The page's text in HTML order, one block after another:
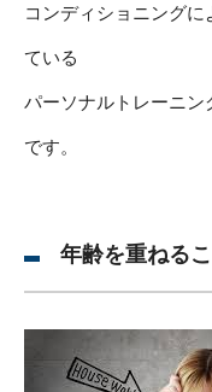
コンディショニング
ている
パーソナルトレーニン
です。
年齢を重ねる